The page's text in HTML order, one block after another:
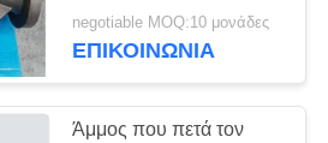
πίεση
negotiable MOQ:10 μονάδες
ΕΠΙΚΟΙΝΩΝΊΑ
Άμμος που πετά τον